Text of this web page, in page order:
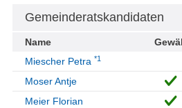
Gemeinderatskandidaten
Name
Miescher Petra *1
Moser Antje
Meier Florian